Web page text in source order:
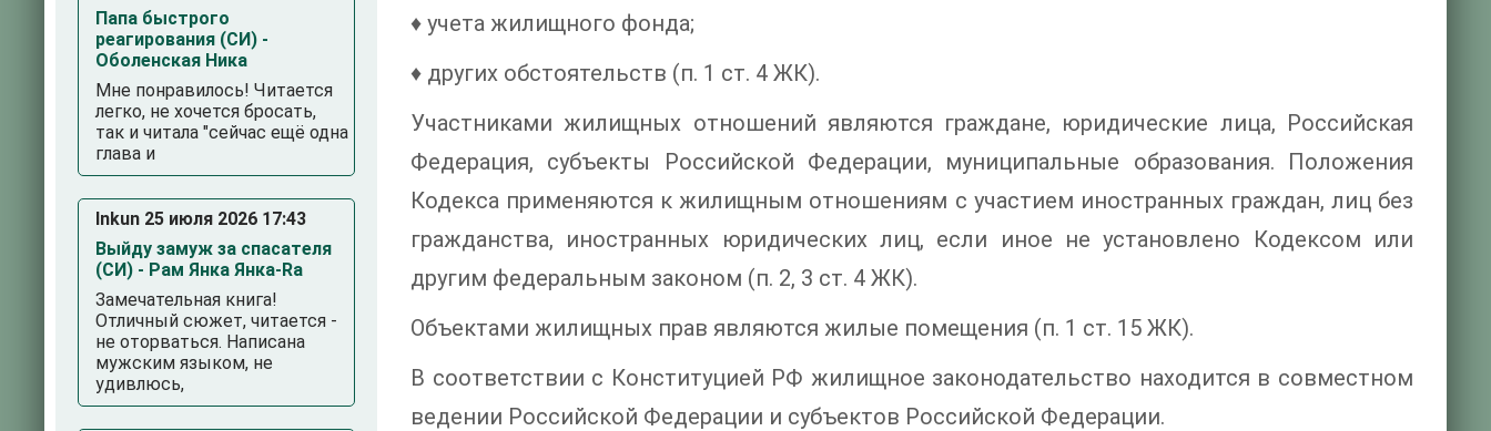
♦ учета жилищного фонда;
♦ других обстоятельств (п. 1 ст. 4 ЖК).
Участниками жилищных отношений являются граждане, юридические лица, Российская
Федерация, субъекты Российской Федерации, муниципальные образования. Положения
Кодекса применяются к жилищным отношениям с участием иностранных граждан, лиц без
гражданства, иностранных юридических лиц, если иное не установлено Кодексом или
другим федеральным законом (п. 2, 3 ст. 4 ЖК).
Объектами жилищных прав являются жилые помещения (п. 1 ст. 15 ЖК).
В соответствии с Конституцией РФ жилищное законодательство находится в совместном
ведении Российской Федерации и субъектов Российской Федерации.
Папа быстрого
реагирования (СИ) -
Оболенская Ника
Мне понравилось! Читается
легко, не хочется бросать,
так и читала "сейчас ещё одна
глава и
Inkun 25 июля 2026 17:43
Выйду замуж за спасателя
(СИ) - Рам Янка Янка-Ra
Замечательная книга!
Отличный сюжет, читается -
не оторваться. Написана
мужским языком, не
удивлюсь,